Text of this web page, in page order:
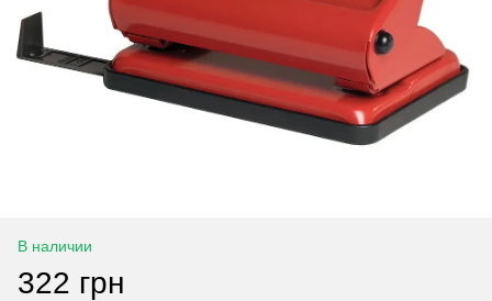
В наличии
322 грн